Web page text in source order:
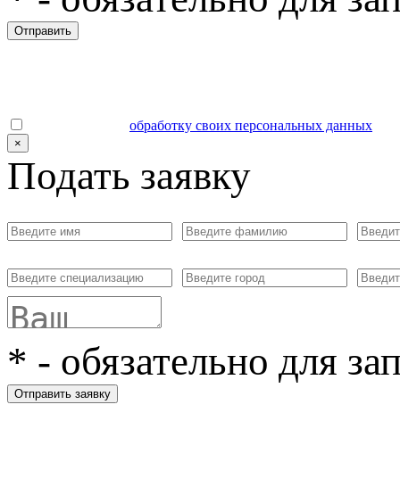
Отправить
обработку своих персональных данных
×
Подать заявку
* - обязательно для
Отправить заявку